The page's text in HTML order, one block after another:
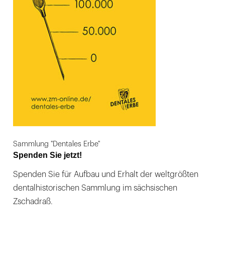
Sammlung "Dentales Erbe"
Spenden Sie jetzt!
Spenden Sie für Aufbau und Erhalt der weltgrößten
dentalhistorischen Sammlung im sächsischen
Zschadraß.